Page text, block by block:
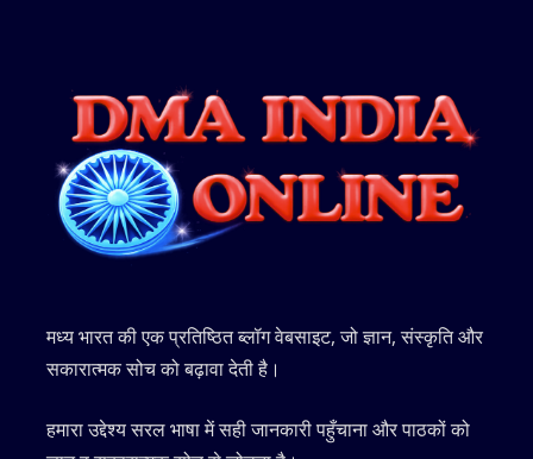
मध्य भारत की एक प्रतिष्ठित ब्लॉग वेबसाइट, जो ज्ञान, संस्कृति और
सकारात्मक सोच को बढ़ावा देती है।
हमारा उद्देश्य सरल भाषा में सही जानकारी पहुँचाना और पाठकों को